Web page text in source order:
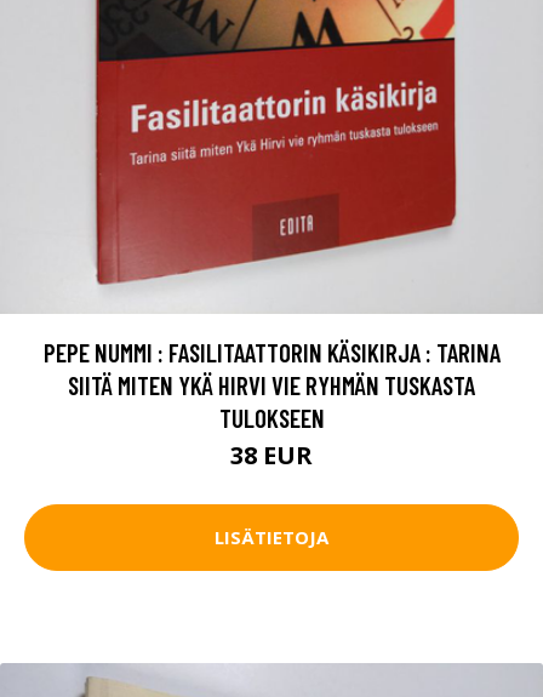
PEPE NUMMI : FASILITAATTORIN KÄSIKIRJA : TARINA
SIITÄ MITEN YKÄ HIRVI VIE RYHMÄN TUSKASTA
TULOKSEEN
38 EUR
LISÄTIETOJA